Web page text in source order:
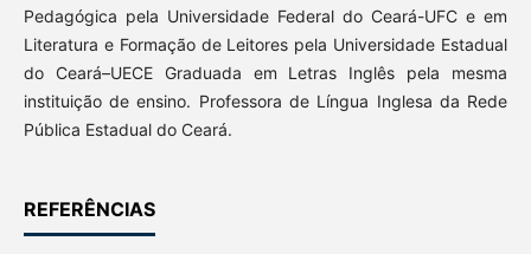
Pedagógica pela Universidade Federal do Ceará-UFC e em
Literatura e Formação de Leitores pela Universidade Estadual
do Ceará–UECE Graduada em Letras Inglês pela mesma
instituição de ensino. Professora de Língua Inglesa da Rede
Pública Estadual do Ceará.
REFERÊNCIAS